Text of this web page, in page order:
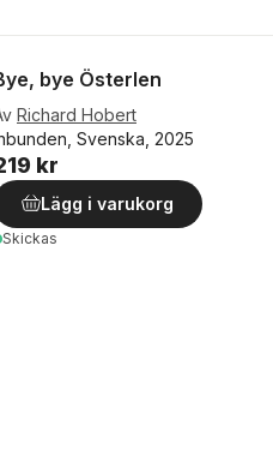
bye Österlen
Richard Hobert
Svenska, 2025
kr
Lägg i varukorg
Skickas